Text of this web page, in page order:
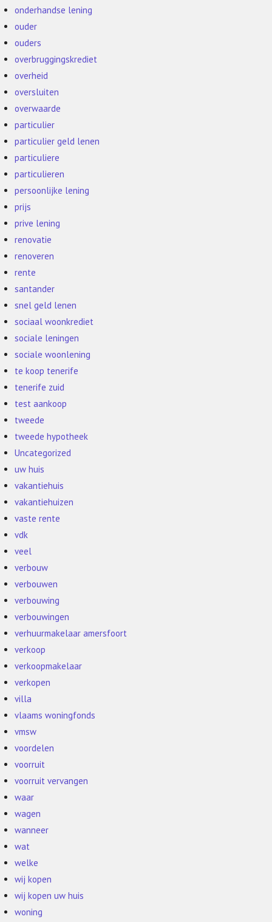
onderhandse lening
ouder
ouders
overbruggingskrediet
overheid
oversluiten
overwaarde
particulier
particulier geld lenen
particuliere
particulieren
persoonlijke lening
prijs
prive lening
renovatie
renoveren
rente
santander
snel geld lenen
sociaal woonkrediet
sociale leningen
sociale woonlening
te koop tenerife
tenerife zuid
test aankoop
tweede
tweede hypotheek
Uncategorized
uw huis
vakantiehuis
vakantiehuizen
vaste rente
vdk
veel
verbouw
verbouwen
verbouwing
verbouwingen
verhuurmakelaar amersfoort
verkoop
verkoopmakelaar
verkopen
villa
vlaams woningfonds
vmsw
voordelen
voorruit
voorruit vervangen
waar
wagen
wanneer
wat
welke
wij kopen
wij kopen uw huis
woning